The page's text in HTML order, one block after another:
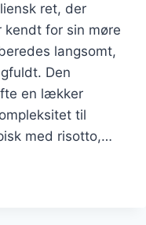
ret, der
kendt for sin møre
langsomt,
Den
en lækker
til
med risotto,…